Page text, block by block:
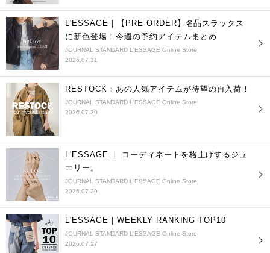
L'ESSAGE｜【PRE ORDER】名品スラックス
に新色登場！今週の予約アイテムまとめ
JOURNAL STANDARD L'ESSAGE Online Store
2026.07.31
RESTOCK：あの人気アイテムが待望の再入荷！
JOURNAL STANDARD L'ESSAGE Online Store
2026.07.30
L'ESSAGE ❘ コーディネートを格上げするジュ
エリー。
JOURNAL STANDARD L'ESSAGE Online Store
2026.07.29
L'ESSAGE｜WEEKLY RANKING TOP10
JOURNAL STANDARD L'ESSAGE Online Store
2026.07.27